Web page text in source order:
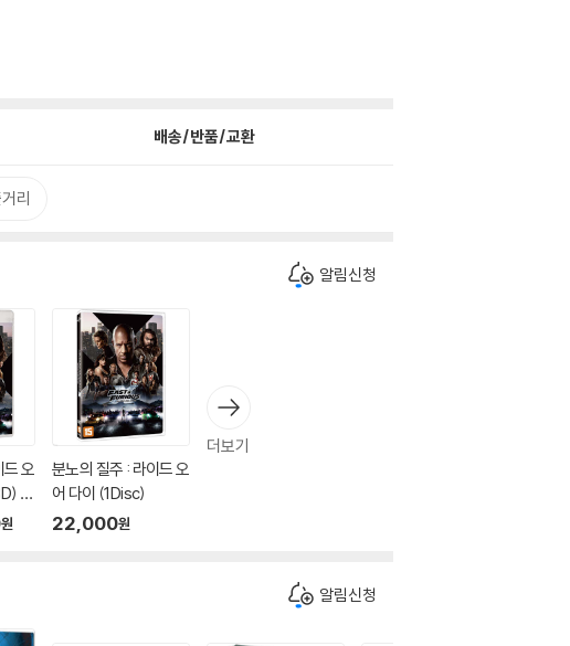
배송/반품/교환
리
알림신청
드 오
:
원
분노의 질주 : 라이드 오
어 다이 (1Disc)
22,000원
더보기
알림신청